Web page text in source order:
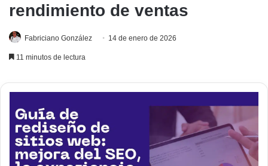
rendimiento de ventas
Fabriciano González 14 de enero de 2026
11 minutos de lectura